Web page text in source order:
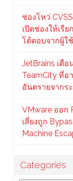
ช่องโหว่
เปิดช่องให้เรี
โต้ตอบจากผู้ใช้
JetBrains เตื
TeamCity ที่อ
อันตรายจากร
VMware ออก
เสี่ยงถูก
Machine
Categories